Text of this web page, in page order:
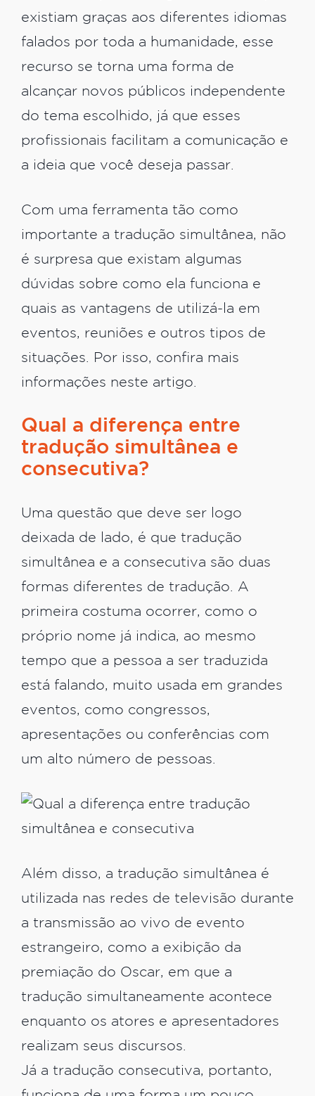
existiam graças aos diferentes idiomas
falados por toda a humanidade, esse
recurso se torna uma forma de
alcançar novos públicos independente
do tema escolhido, já que esses
profissionais facilitam a comunicação e
a ideia que você deseja passar.
Com uma ferramenta tão como
importante a tradução simultânea, não
é surpresa que existam algumas
dúvidas sobre como ela funciona e
quais as vantagens de utilizá-la em
eventos, reuniões e outros tipos de
situações. Por isso, confira mais
informações neste artigo.
Qual a diferença entre
tradução simultânea e
consecutiva?
Uma questão que deve ser logo
deixada de lado, é que tradução
simultânea e a consecutiva são duas
formas diferentes de tradução. A
primeira costuma ocorrer, como o
próprio nome já indica, ao mesmo
tempo que a pessoa a ser traduzida
está falando, muito usada em grandes
eventos, como congressos,
apresentações ou conferências com
um alto número de pessoas.
Além disso, a tradução simultânea é
utilizada nas redes de televisão durante
a transmissão ao vivo de evento
estrangeiro, como a exibição da
premiação do Oscar, em que a
tradução simultaneamente acontece
enquanto os atores e apresentadores
realizam seus discursos.
Já a tradução consecutiva, portanto,